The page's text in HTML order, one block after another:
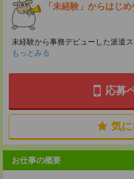
「未経験」からはじ
未経験から事務デビューした派遣
もっとみる
応募
気に
お仕事の概要